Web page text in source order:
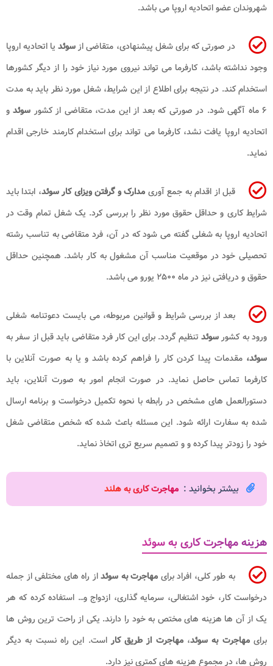
شهروندان عضو اتحادیه اروپا می ‌باشد.
در صورتی که برای شغل پیشنهادی، متقاضی ازسوئدیا اتحادیه اروپا
وجود نداشته باشد، کارفرما می ‌تواند نیروی مورد نیاز خود را از دیگر کشورها
استخدام کند. در نتیجه برای اطلاع از این شرایط، شغل مورد نظر باید به مدت
۶ ماه آگهی شود. در صورتی که بعد از این مدت، متقاضی از کشور
سوئدو
اتحادیه اروپا یافت نشد، کارفرما می ‌تواند برای استخدام کارمند خارجی اقدام
نماید.
قبل از اقدام به جمع ‌آوری مدارک و گرفتن ویزای کار سوئد، ابتدا باید
شرایط کاری و حداقل حقوق مورد نظر را بررسی کرد. یک شغل تمام وقت در
اتحادیه اروپا به شغلی گفته می ‌شود که در آن، فرد متقاضی به تناسب رشته
تحصیلی خود در موقعیت مناسب آن مشغول به کار باشد. همچنین حداقل
حقوق و دریافتی نیز در ماه ۲۵۰۰ یورو می باشد.
بعد از بررسی شرایط و قوانین مربوطه، می بایست دعوتنامه شغلی
ورود به کشورسوئد تنظیم گردد. برای این کار فرد متقاضی باید قبل از سفر به
سوئد، مقدمات پیدا کردن کار را فراهم کرده باشد و یا به صورت آنلاین با
کارفرما تماس حاصل نماید. در صورت انجام امور به صورت آنلاین، باید
دستورالعمل ‌های مشخص در رابطه با نحوه تکمیل درخواست و برنامه ارسال
شده به سفارت ارائه شود. این مسئله باعث شده که شخص متقاضی شغل
خود را زودتر پیدا کرده و و تصمیم سریع‌ تری اتخاذ نماید.
بیشتر بخوانید : مهاجرت کاری به هلند
هزینه مهاجرت کاری به سوئد
به طور کلی، افراد برای مهاجرت به سوئداز راه ‌های مختلفی از جمله
درخواست کار، خود اشتغالی، سرمایه‌ گذاری، ازدواج و… استفاده کرده که هر
یک از آن ها هزینه ‌های مختص به خود را دارند. یکی از راحت ‌ترین روش ‌ها
برایمهاجرت به سوئد،مهاجرت از طریق کاراست. این راه نسبت به دیگر
روش ها، در مجموع هزینه‌ های کمتری نیز دارد.